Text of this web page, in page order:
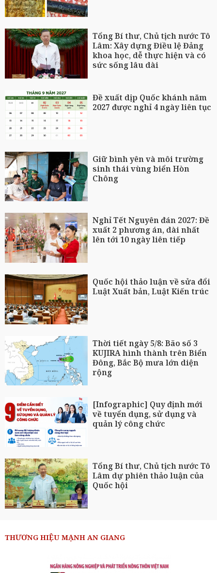
Tổng Bí thư, Chủ tịch nước Tô
Lâm: Xây dựng Điều lệ Đảng
khoa học, dễ thực hiện và có
sức sống lâu dài
Đề xuất dịp Quốc khánh năm
2027 được nghỉ 4 ngày liên tục
Giữ bình yên và môi trường
sinh thái vùng biển Hòn
Chông
Nghỉ Tết Nguyên đán 2027: Đề
xuất 2 phương án, dài nhất
lên tới 10 ngày liên tiếp
Quốc hội thảo luận về sửa đổi
Luật Xuất bản, Luật Kiến trúc
Thời tiết ngày 5/8: Bão số 3
KUJIRA hình thành trên Biển
Đông, Bắc Bộ mưa lớn diện
rộng
[Infographic] Quy định mới
về tuyển dụng, sử dụng và
quản lý công chức
Tổng Bí thư, Chủ tịch nước Tô
Lâm dự phiên thảo luận của
Quốc hội
THƯƠNG HIỆU MẠNH AN GIANG